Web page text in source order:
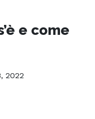
e come
2022